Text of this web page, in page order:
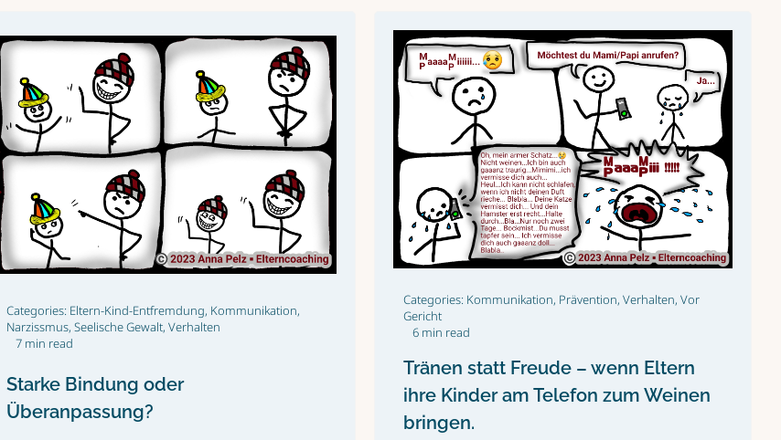
Categories: Eltern-Kind-Entfremdung, Kommunikation,
Narzissmus,Seelische Gewalt,Verhalten
7 min read
Starke Bindung oder
Überanpassung?
Categories: Kommunikation, Prävention, Verhalten, Vor
Gericht
6 min read
Tränen statt Freude – wenn Eltern
ihre Kinder am Telefon zum Weinen
bringen.